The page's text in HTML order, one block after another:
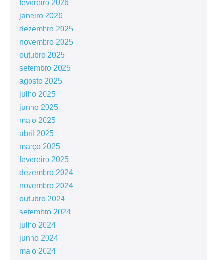
fevereiro 2026
janeiro 2026
dezembro 2025
novembro 2025
outubro 2025
setembro 2025
agosto 2025
julho 2025
junho 2025
maio 2025
abril 2025
março 2025
fevereiro 2025
dezembro 2024
novembro 2024
outubro 2024
setembro 2024
julho 2024
junho 2024
maio 2024